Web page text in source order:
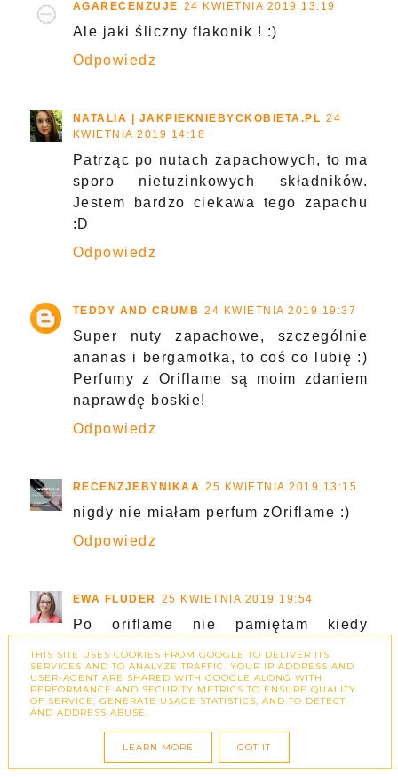
AGARECENZUJE 24 KWIETNIA 2019 13:19
Ale jaki śliczny flakonik ! :)
Odpowiedz
NATALIA | JAKPIEKNIEBYCKOBIETA.PL 24
KWIETNIA 2019 14:18
Patrząc po nutach zapachowych, to ma
sporo nietuzinkowych składników.
Jestem bardzo ciekawa tego zapachu
:D
Odpowiedz
TEDDY AND CRUMB 24 KWIETNIA 2019 19:37
Super nuty zapachowe, szczególnie
ananas i bergamotka, to coś co lubię :)
Perfumy z Oriflame są moim zdaniem
naprawdę boskie!
Odpowiedz
RECENZJEBYNIKAA 25 KWIETNIA 2019 13:15
nigdy nie miałam perfum zOriflame :)
Odpowiedz
EWA FLUDER 25 KWIETNIA 2019 19:54
Po oriflame nie pamiętam kiedy
w ich perfumy zgłębić :)
Też takie lubię u mojego: mieta i
cytrusy i mocniejsza baza <3
THIS SITE USES COOKIES FROM GOOGLE TO DELIVER ITS
SERVICES AND TO ANALYZE TRAFFIC. YOUR IP ADDRESS AND
USER-AGENT ARE SHARED WITH GOOGLE ALONG WITH
PERFORMANCE AND SECURITY METRICS TO ENSURE QUALITY
OF SERVICE, GENERATE USAGE STATISTICS, AND TO DETECT
AND ADDRESS ABUSE.
LEARN MORE GOT IT